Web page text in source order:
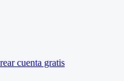
cuenta gratis